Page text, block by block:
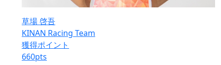
草場 啓吾
KINAN Racing Team
獲得ポイント
660pts